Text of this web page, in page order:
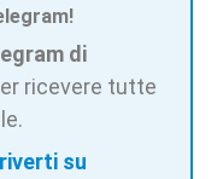
di
ricevere tutte
su